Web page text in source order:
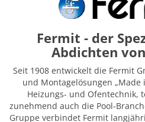
Fermit - der
Abdichten
Seit 1908 entwickelt die Fermit
und Montagelösungen „Made
Heizungs- und Ofentechnik,
zunehmend auch die Pool-
Gruppe verbindet Fermit